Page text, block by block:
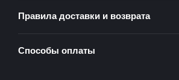
Правила доставки и возврата
Способы оплаты